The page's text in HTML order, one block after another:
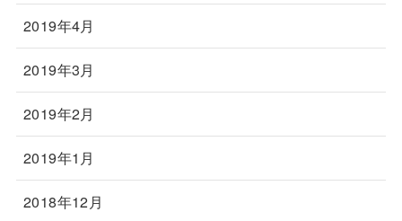
2019年4月
2019年3月
2019年2月
2019年1月
2018年12月